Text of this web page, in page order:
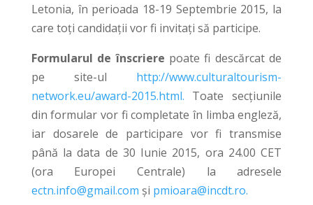
Letonia, în perioada 18-19 Septembrie 2015, la
care toţi candidaţii vor fi invitaţi să participe.
Formularul de înscriere poate fi descărcat de
pe site-ul http://www.culturaltourism-
network.eu/award-2015.html. Toate secţiunile
din formular vor fi completate în limba engleză,
iar dosarele de participare vor fi transmise
până la data de 30 Iunie 2015, ora 24.00 CET
(ora Europei Centrale) la adresele
ectn.info@gmail.com şi pmioara@incdt.ro.